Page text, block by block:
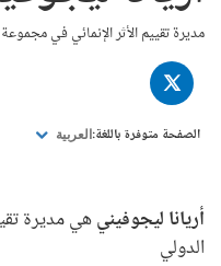
مديرة تقييم الأثر الإنمائي في
TWITTER
الصفحة متوفرة باللغة: العربية
أريانا ليجوفينيهي مديرة
الدولي